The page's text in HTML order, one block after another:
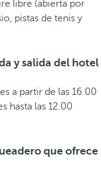
libre (abierta por
pistas de tenis y
y salida del hotel
a partir de las 16.00
hasta las 12.00
que ofrece